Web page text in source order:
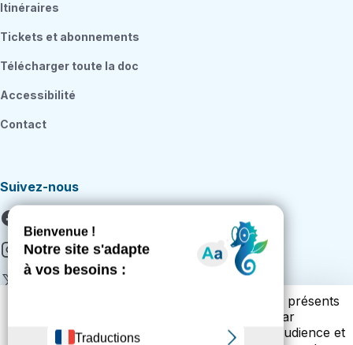
Itinéraires
Tickets et abonnements
Télécharger toute la doc
Accessibilité
Contact
Suivez-nous
Instagram
Vous trouverez ci-dessous la liste des cookies présents
sur notre site. Cette liste vous est présentée par
catégories (cookies techniques, de mesure d’audience et